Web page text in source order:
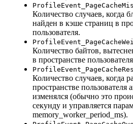
Количество случаев, когда
найден в кэше страниц в
пользователя.
Количество байтов,
в пространстве пользователя
Количество случаев, когда
пространстве пользователя
изменялся (обычно это
секунду и управляется
memory_worker_period_ms).